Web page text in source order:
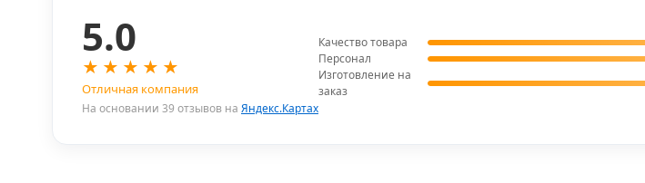
5.0
★ ★ ★ ★ ★
Отличная компания
На основании 39 отзывов на Яндекс.Картах
Качество товара
Персонал
Изготовление на
заказ